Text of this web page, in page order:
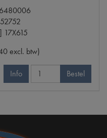
6480006
17X615
excl. btw)
Info Bestel